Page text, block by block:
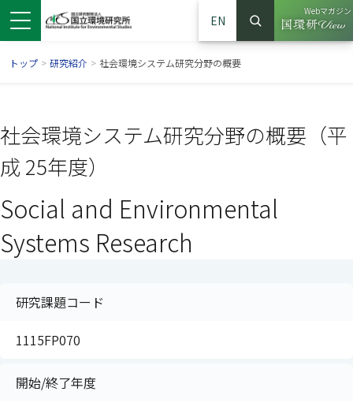
EN
サイト内検索
検索
Webマガジン
（別ウイ
トップ > 研究紹介 > 社会環境システム研究分野の概要
社会環境システム研究分野の概要（平
成 25年度）
Social and Environmental
Systems Research
研究課題コード
1115FP070
開始/終了年度